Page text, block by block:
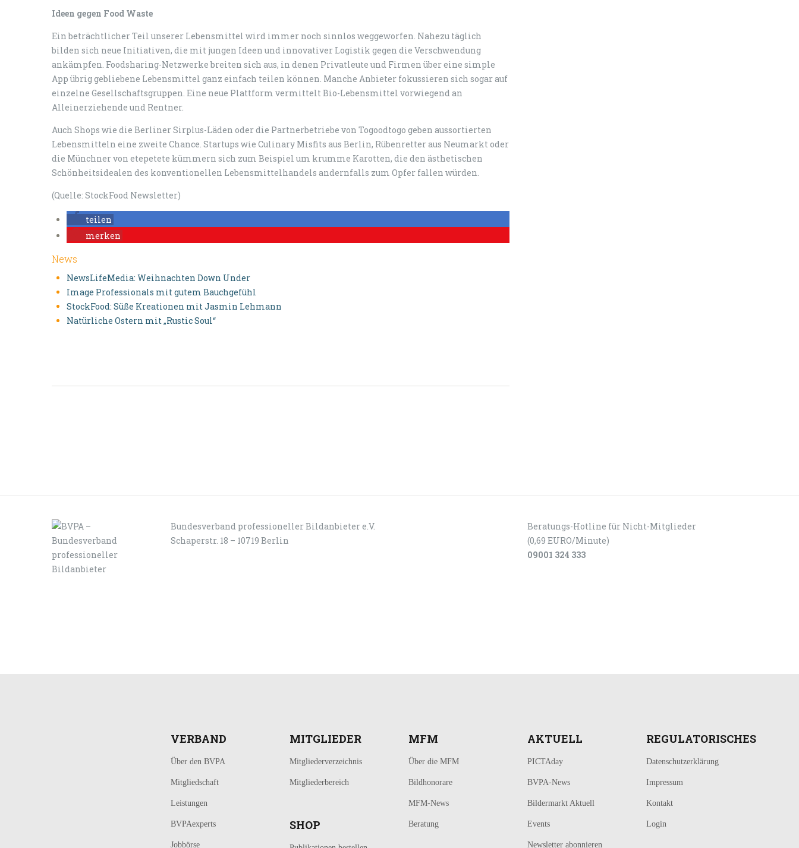
Ideen gegen Food Waste
Ein beträchtlicher Teil unserer Lebensmittel wird immer noch sinnlos weggeworfen. Nahezu täglich
bilden sich neue Initiativen, die mit jungen Ideen und innovativer Logistik gegen die Verschwendung
ankämpfen. Foodsharing-Netzwerke breiten sich aus, in denen Privatleute und Firmen über eine simple
App übrig gebliebene Lebensmittel ganz einfach teilen können. Manche Anbieter fokussieren sich sogar auf
einzelne Gesellschaftsgruppen. Eine neue Plattform vermittelt Bio-Lebensmittel vorwiegend an
Alleinerziehende und Rentner.
Auch Shops wie die Berliner Sirplus-Läden oder die Partnerbetriebe von Togoodtogo geben aussortierten
Lebensmitteln eine zweite Chance. Startups wie Culinary Misfits aus Berlin, Rübenretter aus Neumarkt oder
die Münchner von etepetete kümmern sich zum Beispiel um krumme Karotten, die den ästhetischen
Schönheitsidealen des konventionellen Lebensmittelhandels andernfalls zum Opfer fallen würden.
(Quelle: StockFood Newsletter)
teilen
merken
News
NewsLifeMedia: Weihnachten Down Under
Image Professionals mit gutem Bauchgefühl
StockFood: Süße Kreationen mit Jasmin Lehmann
Natürliche Ostern mit „Rustic Soul“
Bundesverband professioneller Bildanbieter e.V.
Schaperstr. 18 – 10719 Berlin
Beratungs-Hotline für Nicht-Mitglieder
(0,69 EURO/Minute)
09001 324 333
VERBAND
Über den BVPA
Mitgliedschaft
Leistungen
BVPAexperts
Jobbörse
MITGLIEDER
Mitgliederverzeichnis
Mitgliederbereich
SHOP
MFM
Über die MFM
Bildhonorare
MFM-News
Beratung
AKTUELL
PICTAday
BVPA-News
Bildermarkt Aktuell
Events
Newsletter abonnieren
REGULATORISCHES
Datenschutzerklärung
Impressum
Kontakt
Login